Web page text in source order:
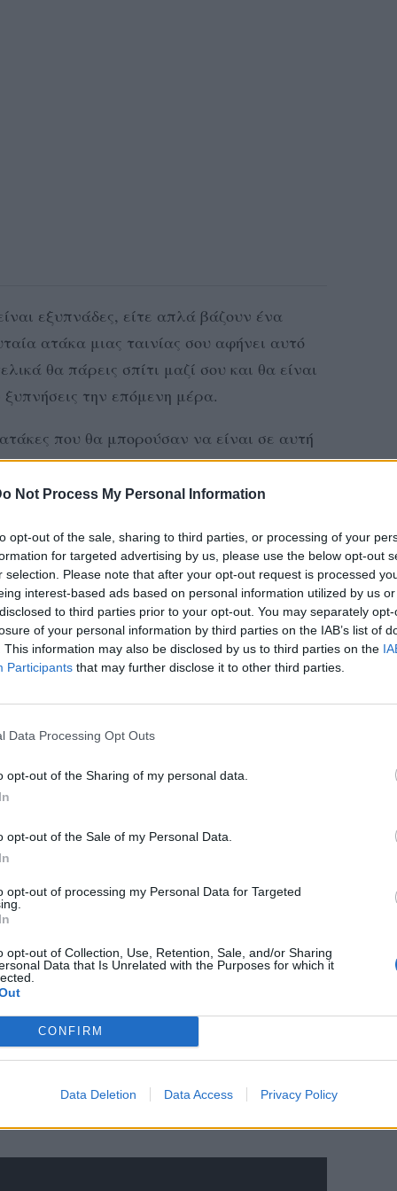
Not Process My Personal Information
opt-out of the sale, sharing to third parties, or processing of your
for targeted advertising by us, please use the below opt-out
selection. Please note that after your opt-out request is processed
interest-based ads based on personal information utilized by us
to third parties prior to your opt-out. You may separately
of your personal information by third parties on the IAB’s list of
This information may also be disclosed by us to third parties on the
Participants that may further disclose it to other third parties.
Data Processing Opt Outs
opt-out of the Sharing of my personal data.
opt-out of the Sale of my Personal Data.
opt-out of processing my Personal Data for Targeted
opt-out of Collection, Use, Retention, Sale, and/or Sharing
Data that Is Unrelated with the Purposes for which it
CONFIRM
Data Deletion Data Access Privacy Policy
εξυπνάδες, είτε απλά βάζουν ένα
ατάκα μιας ταινίας σου αφήνει αυτό
θα πάρεις σπίτι μαζί σου και θα είναι
την επόμενη μέρα.
που θα μπορούσαν να είναι σε αυτή
τρανταχτές και τις μοιραζόμαστε μαζί
ΔΙΑΦΗΜΙΣΗ
μια από τις μεγαλύτερες ανατροπές
τα κτίρια ανατινάσσονται, o Edward
στην Helena Bonham Carter, που μάλλον
στην τούρτα». «You met me at a very
σε μια πολύ περίεργη φάση της ζωής